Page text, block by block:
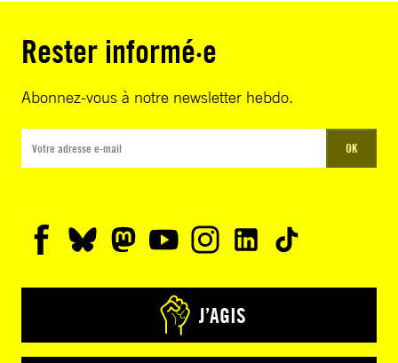
Rester informé·e
Abonnez-vous à notre newsletter hebdo.
OK
J’AGIS